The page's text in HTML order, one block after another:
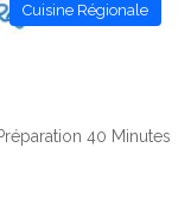
Cuisine Régionale
40 Minutes